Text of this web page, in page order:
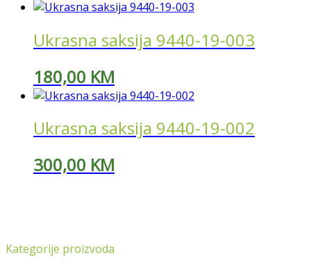
Ukrasna saksija 9440-19-003
180,00 KM
Ukrasna saksija 9440-19-002
300,00 KM
Kategorije proizvoda